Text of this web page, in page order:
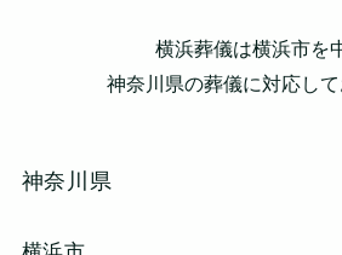
横浜葬儀は横浜市を
神奈川県の葬儀に対応して
神奈川県